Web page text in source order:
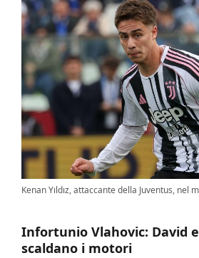
Kenan Yıldız, attaccante della Juventus, nel
Infortunio Vlahovic: David
scaldano i motori